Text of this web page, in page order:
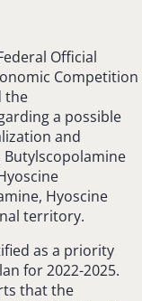
Official
Competition
the
a possible
and
Hyoscine
territory.
as a priority
for 2022-2025.
that the